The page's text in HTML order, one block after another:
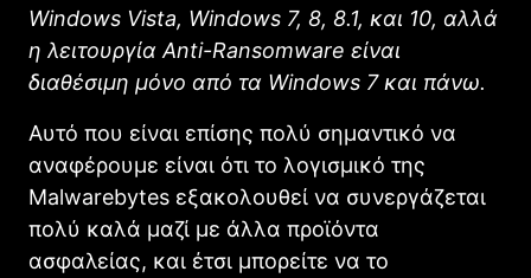
Windows Vista, Windows 7, 8, 8.1, και 10, αλλά
η λειτουργία Anti-Ransomware είναι
διαθέσιμη μόνο από τα Windows 7 και πάνω.
Αυτό που είναι επίσης πολύ σημαντικό να
αναφέρουμε είναι ότι το λογισμικό της
Μalwarebytes εξακολουθεί να συνεργάζεται
πολύ καλά μαζί με άλλα προϊόντα
ασφαλείας, και έτσι μπορείτε να το